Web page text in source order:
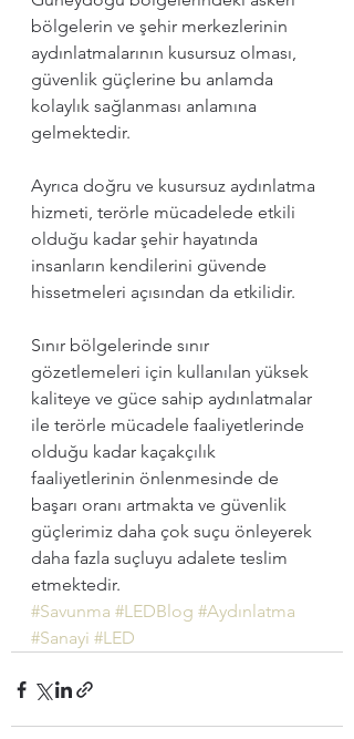
bölgelerin ve şehir merkezlerinin
aydınlatmalarının kusursuz olması,
güvenlik güçlerine bu anlamda
kolaylık sağlanması anlamına
gelmektedir.
Ayrıca doğru ve kusursuz aydınlatma
hizmeti, terörle mücadelede etkili
olduğu kadar şehir hayatında
insanların kendilerini güvende
hissetmeleri açısından da etkilidir.
Sınır bölgelerinde sınır
gözetlemeleri için kullanılan yüksek
kaliteye ve güce sahip aydınlatmalar
ile terörle mücadele faaliyetlerinde
olduğu kadar kaçakçılık
faaliyetlerinin önlenmesinde de
başarı oranı artmakta ve güvenlik
güçlerimiz daha çok suçu önleyerek
daha fazla suçluyu adalete teslim
etmektedir.
#Savunma #LEDBlog #Aydınlatma
#Sanayi #LED